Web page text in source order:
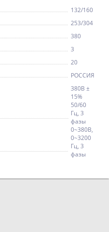
132/160
253/304
380
3
20
РОССИЯ
380В ±
15%
50/60
Гц, 3
фазы
0~380В,
0~3200
Гц, 3
фазы